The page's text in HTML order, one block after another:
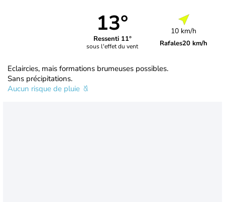
13°
Ressenti 11°
sous l'effet du vent
10 km/h
Rafales20 km/h
Eclaircies, mais formations brumeuses possibles.
Sans précipitations.
Aucun risque de pluie